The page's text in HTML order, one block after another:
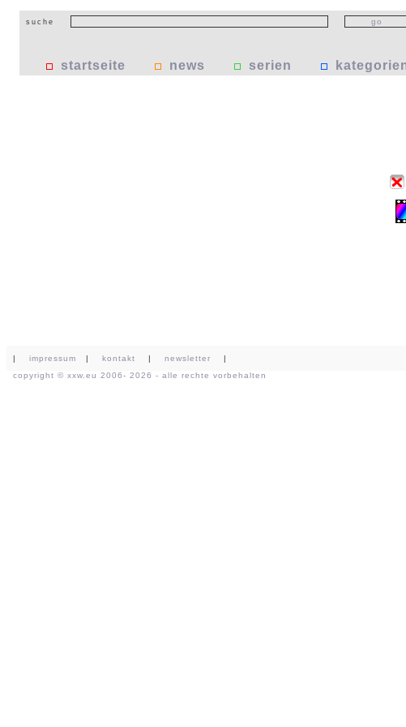
suche
startseite news serien
| impressum | kontakt | newsletter |
copyright © xxw.eu 2006- 2026 - alle rechte vorbehalten